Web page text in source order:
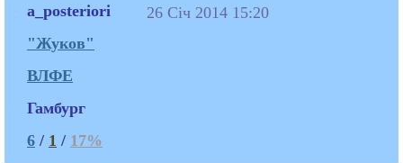
a_posteriori
"Жуков"
ВЛФЕ
Гамбург
6 / 1 / 17%
26 Січ 2014 15:20